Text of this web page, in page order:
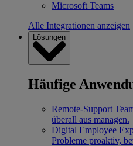
Microsoft Teams
Alle Integrationen anzeigen
Lösungen
Häufige
Remote-Support
überall aus managen.
Digital Employee
Probleme proaktiv,